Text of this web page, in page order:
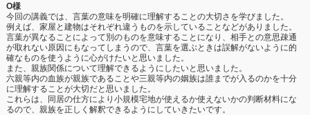
O様
今回の講義では、言葉の意味を明確に理解することの大切さを学びました。
例えば、家屋と建物はそれぞれ違うものを示していることなどがありました。
言葉が異なることによって別のものを意味することになり、相手との意思疎通
が取れない原因にもなってしまうので、言葉を選ぶときは誤解がないように的
確なものを使うように心がけたいと思いました。
また、親族関係について理解できるようにしたいと思いました。
六親等内の血族が親族であることや三親等内の姻族は誰までが入るのかを十分
に理解することが大切だと思いました。
これらは、同居の仕方により小規模宅地が使えるか使えないかの判断材料にな
るので、親族を正しく解釈できるようにしていきたいです。